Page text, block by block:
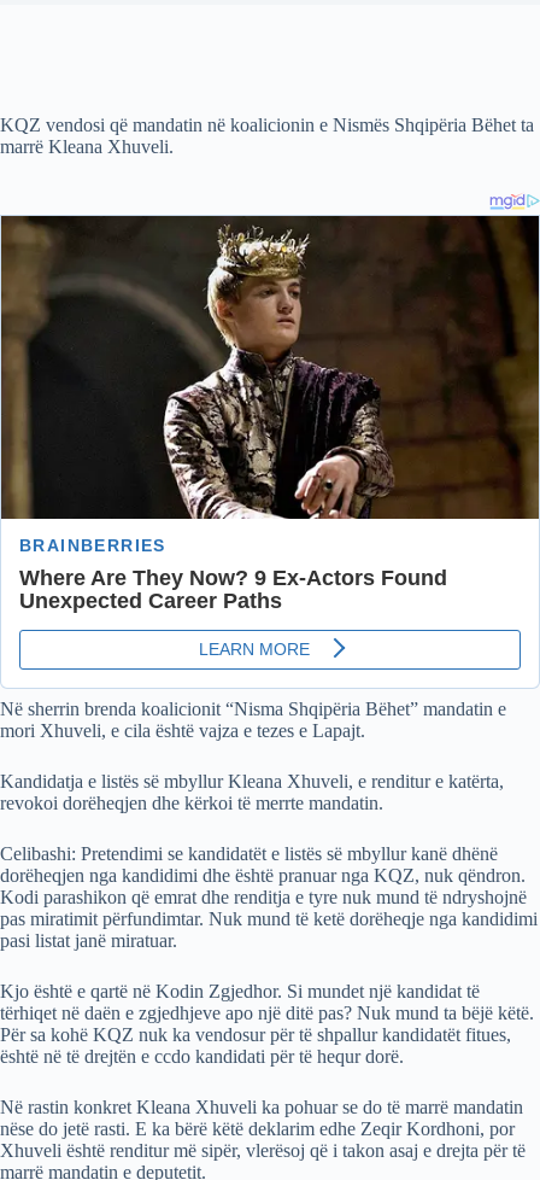
KQZ vendosi që mandatin në koalicionin e Nismës Shqipëria Bëhet ta
marrë Kleana Xhuveli.
Në sherrin brenda koalicionit “Nisma Shqipëria Bëhet” mandatin e
mori Xhuveli, e cila është vajza e tezes e Lapajt.
Kandidatja e listës së mbyllur Kleana Xhuveli, e renditur e katërta,
revokoi dorëheqjen dhe kërkoi të merrte mandatin.
Celibashi: Pretendimi se kandidatët e listës së mbyllur kanë dhënë
dorëheqjen nga kandidimi dhe është pranuar nga KQZ, nuk qëndron.
Kodi parashikon që emrat dhe renditja e tyre nuk mund të ndryshojnë
pas miratimit përfundimtar. Nuk mund të ketë dorëheqje nga kandidimi
pasi listat janë miratuar.
Kjo është e qartë në Kodin Zgjedhor. Si mundet një kandidat të
tërhiqet në daën e zgjedhjeve apo një ditë pas? Nuk mund ta bëjë këtë.
Për sa kohë KQZ nuk ka vendosur për të shpallur kandidatët fitues,
është në të drejtën e ccdo kandidati për të hequr dorë.
Në rastin konkret Kleana Xhuveli ka pohuar se do të marrë mandatin
nëse do jetë rasti. E ka bërë këtë deklarim edhe Zeqir Kordhoni, por
Xhuveli është renditur më sipër, vlerësoj që i takon asaj e drejta për të
marrë mandatin e deputetit.